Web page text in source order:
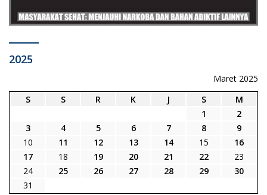
2025
Maret 2025
S
S R K J S
M
1
2
3
4 5 6 7 8
9
10
11 12 13 14 15
16
17
18 19 20 21 22
23
24
25 26 27 28 29
30
31